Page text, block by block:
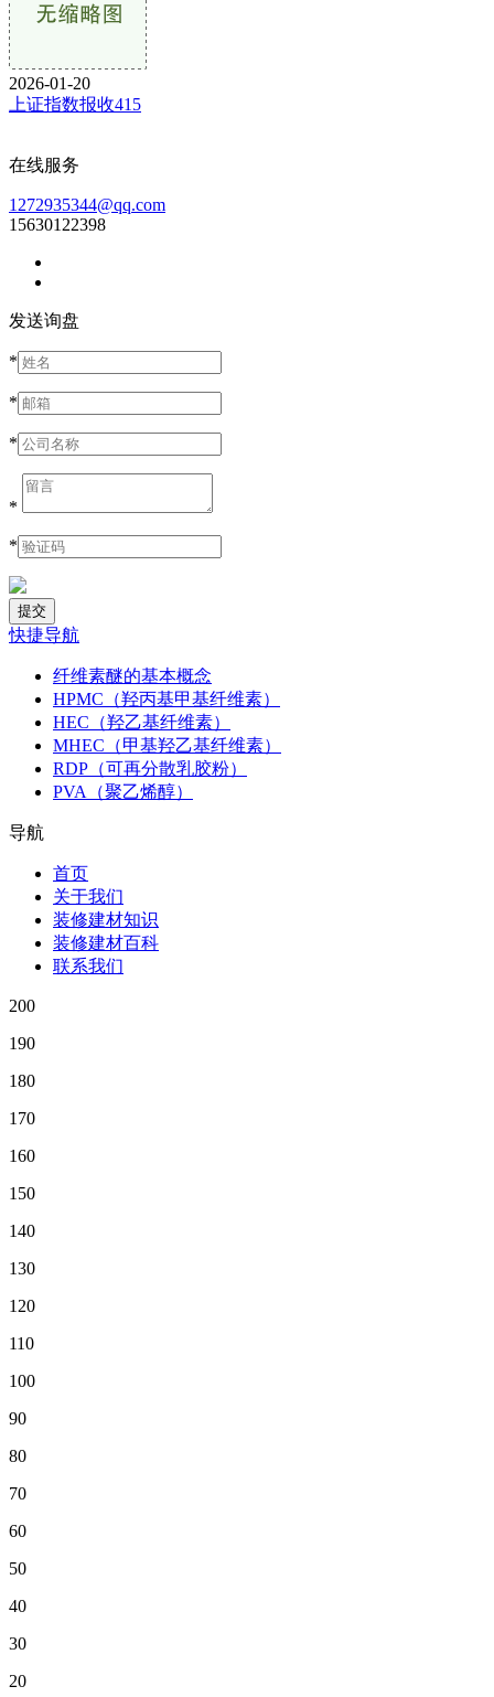
2026-01-20
上证指数报收415
在线服务
1272935344@qq.com
15630122398
发送询盘
*
*
*
*
*
快捷导航
纤维素醚的基本概念
HPMC（羟丙基甲基纤维素）
HEC（羟乙基纤维素）
MHEC（甲基羟乙基纤维素）
RDP（可再分散乳胶粉）
PVA（聚乙烯醇）
导航
首页
关于我们
装修建材知识
装修建材百科
联系我们
200
190
180
170
160
150
140
130
120
110
100
90
80
70
60
50
40
30
20